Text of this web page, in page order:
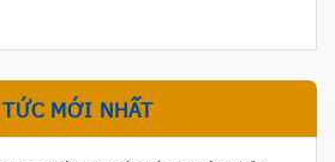
MỚI NHẤT